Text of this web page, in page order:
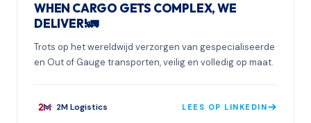
WHEN CARGO GETS COMPLEX, WE
DELIVER!🚛
Trots op het wereldwijd verzorgen van gespecialiseerde
en Out of Gauge transporten, veilig en volledig op maat.
2M Logistics LEES OP LINKEDIN